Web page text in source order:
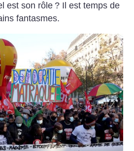
est son rôle ? Il est temps de
fantasmes.